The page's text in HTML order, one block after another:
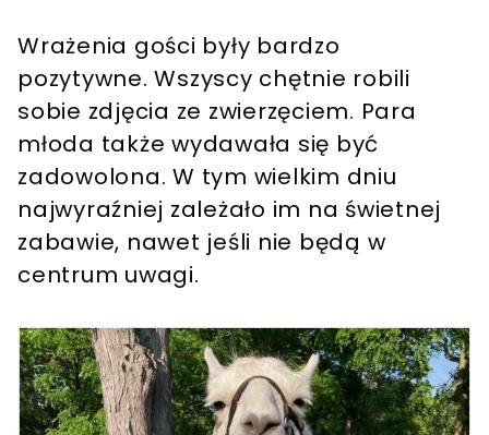
Wrażenia gości były bardzo
pozytywne. Wszyscy chętnie robili
sobie zdjęcia ze zwierzęciem. Para
młoda także wydawała się być
zadowolona. W tym wielkim dniu
najwyraźniej zależało im na świetnej
zabawie, nawet jeśli nie będą w
centrum uwagi.